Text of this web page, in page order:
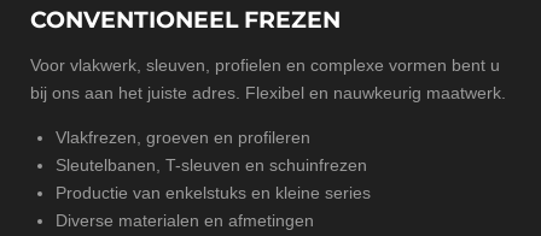
CONVENTIONEEL FREZEN
Voor vlakwerk, sleuven, profielen en complexe vormen bent u
bij ons aan het juiste adres. Flexibel en nauwkeurig maatwerk.
Vlakfrezen, groeven en profileren
Sleutelbanen, T-sleuven en schuinfrezen
Productie van enkelstuks en kleine series
Diverse materialen en afmetingen